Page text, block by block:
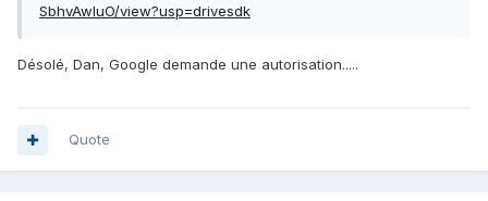
SbhvAwluO/view?usp=drivesdk
Désolé, Dan, Google demande une autorisation.....
Quote